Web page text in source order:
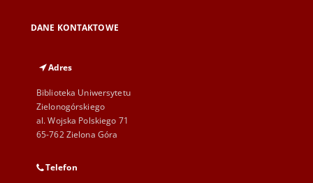
DANE KONTAKTOWE
Adres
Biblioteka Uniwersytetu
Zielonogórskiego
al. Wojska Polskiego 71
65-762 Zielona Góra
Telefon